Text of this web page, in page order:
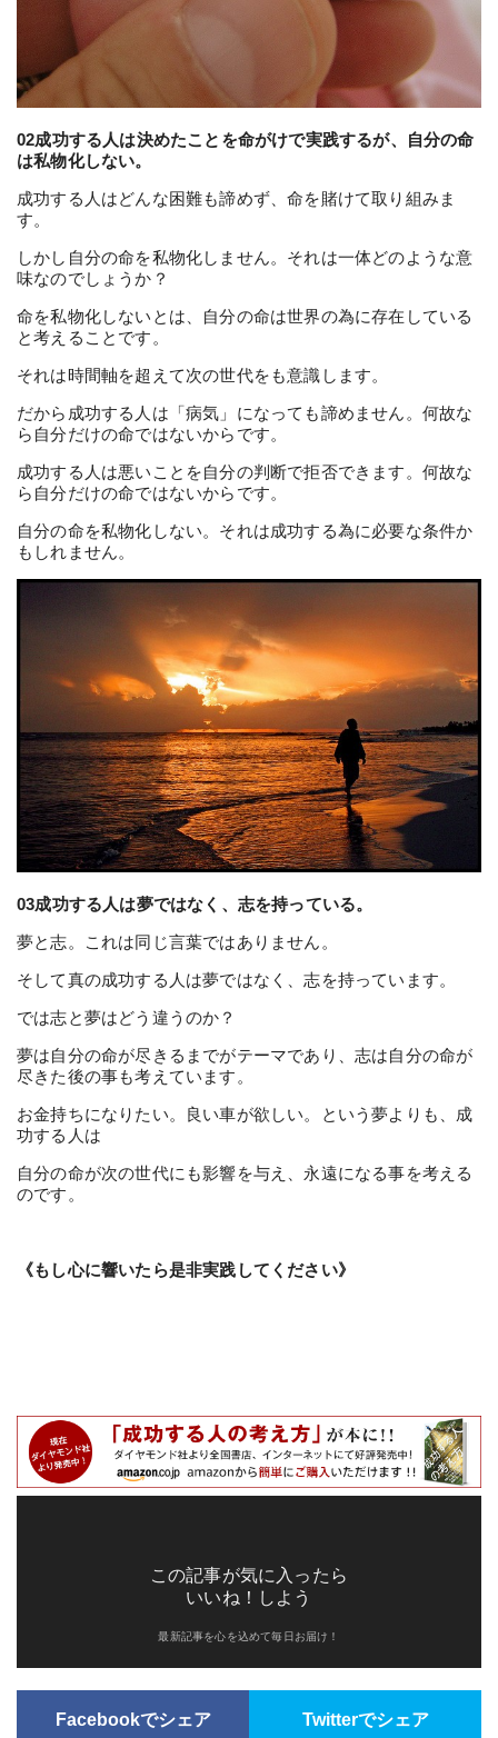
02成功する人は決めたことを命がけで実践するが、自分の命
は私物化しない。
成功する人はどんな困難も諦めず、命を賭けて取り組みま
す。
しかし自分の命を私物化しません。それは一体どのような意
味なのでしょうか？
命を私物化しないとは、自分の命は世界の為に存在している
と考えることです。
それは時間軸を超えて次の世代をも意識します。
だから成功する人は「病気」になっても諦めません。何故な
ら自分だけの命ではないからです。
成功する人は悪いことを自分の判断で拒否できます。何故な
ら自分だけの命ではないからです。
自分の命を私物化しない。それは成功する為に必要な条件か
もしれません。
03成功する人は夢ではなく、志を持っている。
夢と志。これは同じ言葉ではありません。
そして真の成功する人は夢ではなく、志を持っています。
では志と夢はどう違うのか？
夢は自分の命が尽きるまでがテーマであり、志は自分の命が
尽きた後の事も考えています。
お金持ちになりたい。良い車が欲しい。という夢よりも、成
功する人は
自分の命が次の世代にも影響を与え、永遠になる事を考える
のです。
《もし心に響いたら是非実践してください》
この記事が気に入ったら
いいね！しよう
最新記事を心を込めて毎日お届け！
Facebookでシェア Twitterでシェア